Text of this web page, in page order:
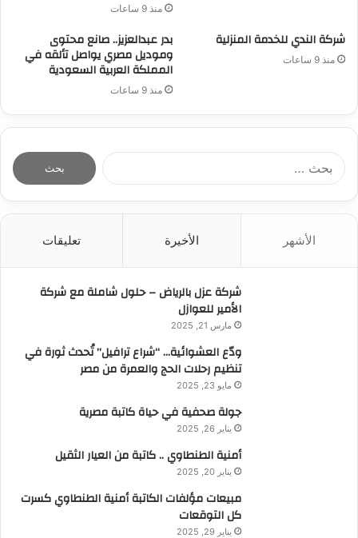
منذ 9 ساعات
شركة الندي للخدمة المنزلية
منذ 9 ساعات
بدر عبدالعزيز.. صانع محتوى
وموديل مصري يواصل تألقه في
المملكة العربية السعودية
منذ 9 ساعات
الأشهر الأخيرة تعليقات
شركة عزل بالرياض – حلول شاملة مع شركة
الأمير للعوازل
مارس 21, 2025
ودّع العشوائية… “شراع ترافيل” تُحدث ثورة في
تنظيم رحلات الحج والعمرة من مصر
مايو 23, 2025
جولة صحفية في حياة كاتبة مصرية
يناير 26, 2025
أمنية الطنطاوي .. كاتبة من العيار الثقيل
يناير 20, 2025
مبيعات مؤلفات الكاتبة أمنية الطنطاوي كسرت
كل التوقعات
يناير 29, 2025